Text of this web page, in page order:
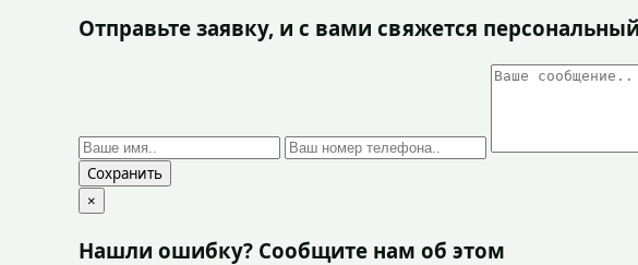
Отправьте заявку, и с вами свяжется
Сохранить
×
Нашли ошибку? Сообщите нам об этом